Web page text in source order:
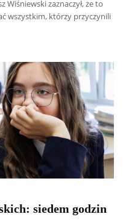
Wiśniewski zaznaczył, że to
wszystkim, którzy przyczynili
siedem godzin